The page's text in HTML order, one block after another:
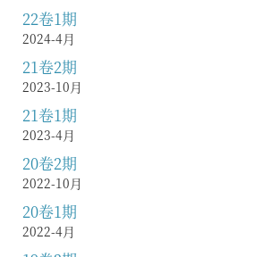
22卷1期
2024-4月
21卷2期
2023-10月
21卷1期
2023-4月
20卷2期
2022-10月
20卷1期
2022-4月